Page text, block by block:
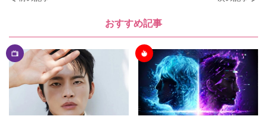
おすすめ記事